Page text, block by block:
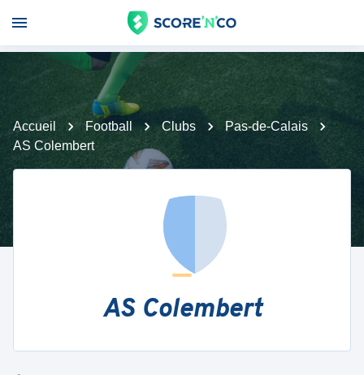
Accueil Football Clubs
Pas-de-Calais
AS Colembert
AS Colembert